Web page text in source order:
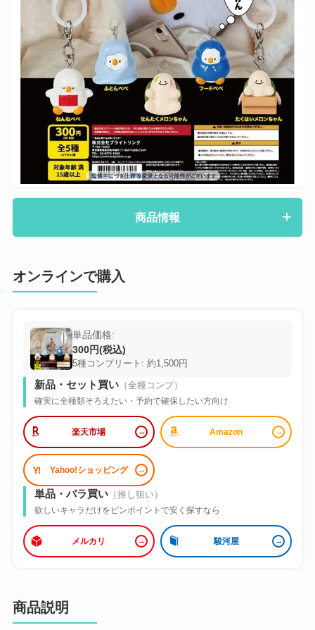
商品情報
オンラインで購入
単品価格:
300円(税込)
5種コンプリート: 約1,500円
新品・セット買い（全種コンプ）
確実に全種類そろえたい・予約で確保したい方向け
楽天市場 Amazon
Yahoo!ショッピング
単品・バラ買い（推し狙い）
欲しいキャラだけをピンポイントで安く探すなら
メルカリ 駿河屋
商品説明